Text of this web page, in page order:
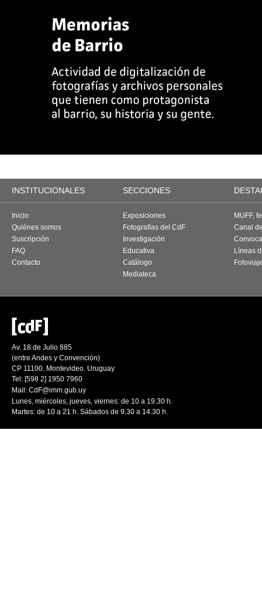
INSTITUCIONALES SECCIONES
Inicio
Quiénes somos
Suscripción
FAQ
Contacto
Exposiciones
Fotografías del CdF
Investigación
Educativa
Catálogo
Mediateca
MUFF,
Canal
Líneas
Av. 18 de Julio 885
(entre Andes y Convención)
CP 11100. Montevideo. Uruguay
Tel: [598 2] 1950 7960
Mail: CdF@imm.gub.uy
Lunes, miércoles, jueves, viernes: de 10 a 19.30 h.
Martes: de 10 a 21 h. Sábados de 9.30 a 14.30 h.